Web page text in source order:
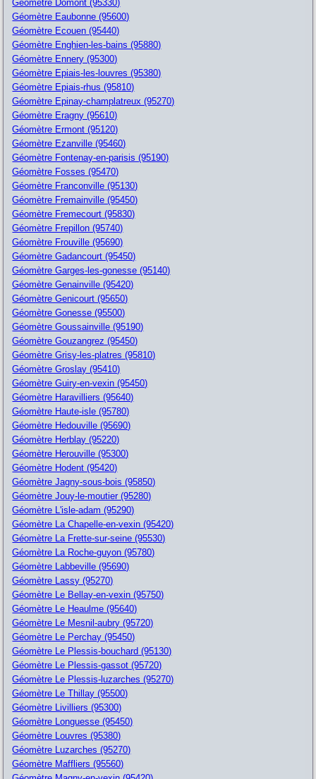
Géomètre Domont (95330)
Géomètre Eaubonne (95600)
Géomètre Ecouen (95440)
Géomètre Enghien-les-bains (95880)
Géomètre Ennery (95300)
Géomètre Epiais-les-louvres (95380)
Géomètre Epiais-rhus (95810)
Géomètre Epinay-champlatreux (95270)
Géomètre Eragny (95610)
Géomètre Ermont (95120)
Géomètre Ezanville (95460)
Géomètre Fontenay-en-parisis (95190)
Géomètre Fosses (95470)
Géomètre Franconville (95130)
Géomètre Fremainville (95450)
Géomètre Fremecourt (95830)
Géomètre Frepillon (95740)
Géomètre Frouville (95690)
Géomètre Gadancourt (95450)
Géomètre Garges-les-gonesse (95140)
Géomètre Genainville (95420)
Géomètre Genicourt (95650)
Géomètre Gonesse (95500)
Géomètre Goussainville (95190)
Géomètre Gouzangrez (95450)
Géomètre Grisy-les-platres (95810)
Géomètre Groslay (95410)
Géomètre Guiry-en-vexin (95450)
Géomètre Haravilliers (95640)
Géomètre Haute-isle (95780)
Géomètre Hedouville (95690)
Géomètre Herblay (95220)
Géomètre Herouville (95300)
Géomètre Hodent (95420)
Géomètre Jagny-sous-bois (95850)
Géomètre Jouy-le-moutier (95280)
Géomètre L'isle-adam (95290)
Géomètre La Chapelle-en-vexin (95420)
Géomètre La Frette-sur-seine (95530)
Géomètre La Roche-guyon (95780)
Géomètre Labbeville (95690)
Géomètre Lassy (95270)
Géomètre Le Bellay-en-vexin (95750)
Géomètre Le Heaulme (95640)
Géomètre Le Mesnil-aubry (95720)
Géomètre Le Perchay (95450)
Géomètre Le Plessis-bouchard (95130)
Géomètre Le Plessis-gassot (95720)
Géomètre Le Plessis-luzarches (95270)
Géomètre Le Thillay (95500)
Géomètre Livilliers (95300)
Géomètre Longuesse (95450)
Géomètre Louvres (95380)
Géomètre Luzarches (95270)
Géomètre Maffliers (95560)